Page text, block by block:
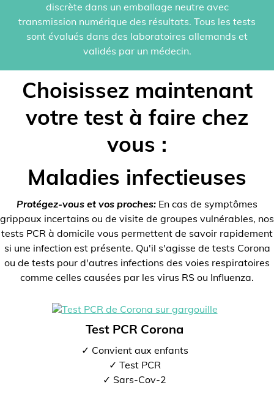
discrète dans un emballage neutre avec
transmission numérique des résultats. Tous les tests
sont évalués dans des laboratoires allemands et
validés par un médecin.
Choisissez maintenant
votre test à faire chez
vous :
Maladies infectieuses
Protégez-vous et vos proches: En cas de symptômes
grippaux incertains ou de visite de groupes vulnérables, nos
tests PCR à domicile vous permettent de savoir rapidement
si une infection est présente. Qu'il s'agisse de tests Corona
ou de tests pour d'autres infections des voies respiratoires
comme celles causées par les virus RS ou Influenza.
Test PCR Corona
✓ Convient aux enfants
✓ Test PCR
✓ Sars-Cov-2